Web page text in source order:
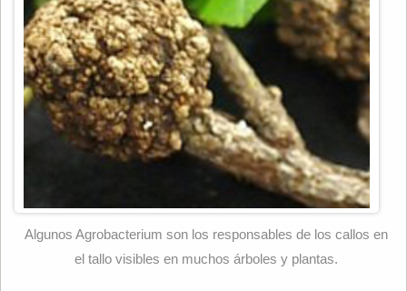
Algunos Agrobacterium son los responsables de los callos en
el tallo visibles en muchos árboles y plantas.